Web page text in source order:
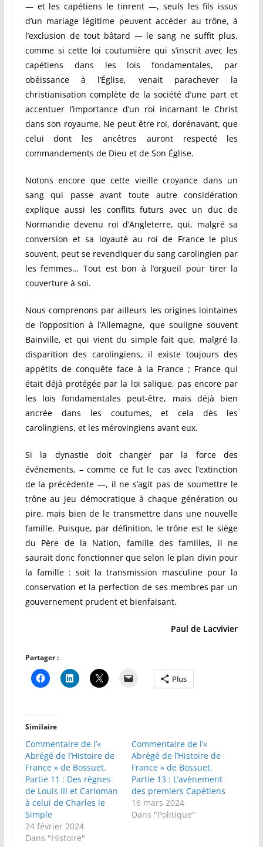
— et les capétiens le tinrent —, seuls les fils issus
d’un mariage légitime peuvent accéder au trône, à
l’exclusion de tout bâtard — le sang ne suffit plus,
comme si cette loi coutumière qui s’inscrit avec les
capétiens dans les lois fondamentales, par
obéissance à l’Église, venait parachever la
christianisation complète de la société d’une part et
accentuer l’importance d’un roi incarnant le Christ
dans son royaume. Ne peut être roi, dorénavant, que
celui dont les ancêtres auront respecté les
commandements de Dieu et de Son Église.
Notons encore que cette vieille croyance dans un
sang qui passe avant toute autre considération
explique aussi les conflits futurs avec un duc de
Normandie devenu roi d’Angleterre, qui, malgré sa
conversion et sa loyauté au roi de France le plus
souvent, peut se revendiquer du sang carolingien par
les femmes… Tout est bon à l’orgueil pour tirer la
couverture à soi.
Nous comprenons par ailleurs les origines lointaines
de l’opposition à l’Allemagne, que souligne souvent
Bainville, et qui vient du simple fait que, malgré la
disparition des carolingiens, il existe toujours des
appétits de conquête face à la France ; France qui
était déjà protégée par la loi salique, pas encore par
les lois fondamentales peut-être, mais déjà bien
ancrée dans les coutumes, et cela dès les
carolingiens, et les mérovingiens avant eux.
Si la dynastie doit changer par la force des
événements, – comme ce fut le cas avec l’extinction
de la précédente —, il ne s’agit pas de soumettre le
trône au jeu démocratique à chaque génération ou
pire, mais bien de le transmettre dans une nouvelle
famille. Puisque, par définition, le trône est le siège
du Père de la Nation, famille des familles, il ne
saurait donc fonctionner que selon le plan divin pour
la famille : soit la transmission masculine pour la
conservation et la perfection de ses membres par un
gouvernement prudent et bienfaisant.
Paul de Lacvivier
Partager :
Plus
Similaire
Commentaire de l’«
Abrégé de l’Histoire de
France » de Bossuet.
Partie 11 : Des règnes
de Louis III et Carloman
à celui de Charles le
Simple
24 février 2024
Dans "Histoire"
Commentaire de l’«
Abrégé de l’Histoire de
France » de Bossuet.
Partie 13 : L’avènement
des premiers Capétiens
16 mars 2024
Dans "Politique"